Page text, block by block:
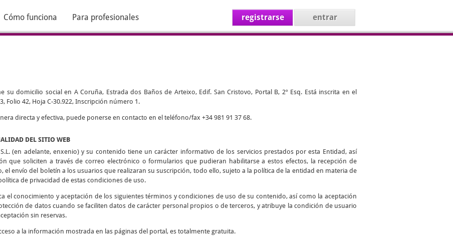
Cómo funciona Para profesionales registrarse entrar
su domicilio social en A Coruña, Estrada dos Baños de Arteixo, Edif. San Cristovo, Portal B, 2º Esq. Está inscrita en el
Folio 42, Hoja C-30.922, Inscripción número 1.
directa y efectiva, puede ponerse en contacto en el teléfono/fax +34 981 91 37 68.
DEL SITIO WEB
(en adelante, enxenio) y su contenido tiene un carácter informativo de los servicios prestados por esta Entidad, así
que soliciten a través de correo electrónico o formularios que pudieran habilitarse a estos efectos, la recepción de
el envío del boletín a los usuarios que realizaran su suscripción, todo ello, sujeto a la política de la entidad en materia de
de privacidad de estas condiciones de uso.
el conocimiento y aceptación de los siguientes términos y condiciones de uso de su contenido, así como la aceptación
de datos cuando se faciliten datos de carácter personal propios o de terceros, y atribuye la condición de usuario
sin reservas.
a la información mostrada en las páginas del portal, es totalmente gratuita.